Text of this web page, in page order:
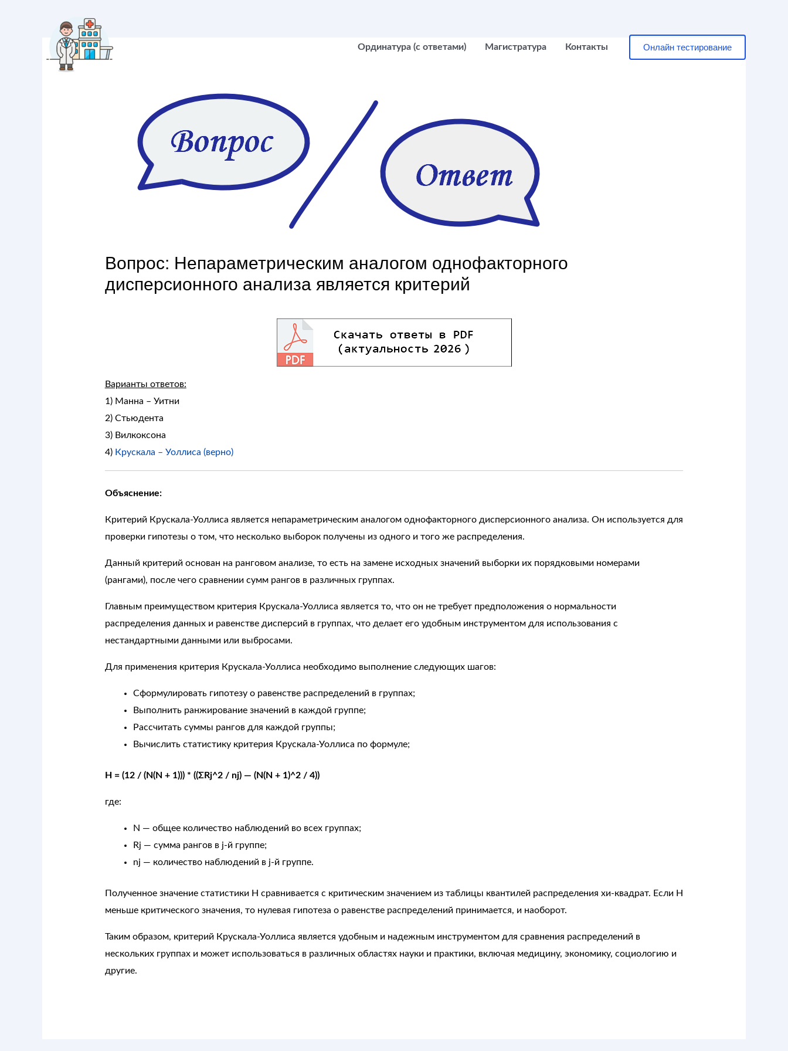
Ординатура (с ответами) Магистратура Контакты Онлайн тестирование
Вопрос: Непараметрическим аналогом однофакторного
дисперсионного анализа является критерий
Варианты ответов:
1) Манна – Уитни
2) Стьюдента
3) Вилкоксона
4) Крускала – Уоллиса (верно)
Объяснение:
Критерий Крускала-Уоллиса является непараметрическим аналогом однофакторного дисперсионного анализа. Он используется для
проверки гипотезы о том, что несколько выборок получены из одного и того же распределения.
Данный критерий основан на ранговом анализе, то есть на замене исходных значений выборки их порядковыми номерами
(рангами), после чего сравнении сумм рангов в различных группах.
Главным преимуществом критерия Крускала-Уоллиса является то, что он не требует предположения о нормальности
распределения данных и равенстве дисперсий в группах, что делает его удобным инструментом для использования с
нестандартными данными или выбросами.
Для применения критерия Крускала-Уоллиса необходимо выполнение следующих шагов:
Сформулировать гипотезу о равенстве распределений в группах;
Выполнить ранжирование значений в каждой группе;
Рассчитать суммы рангов для каждой группы;
Вычислить статистику критерия Крускала-Уоллиса по формуле;
H = (12 / (N(N + 1))) * ((ΣRj^2 / nj) — (N(N + 1)^2 / 4))
где:
N — общее количество наблюдений во всех группах;
Rj — сумма рангов в j-й группе;
nj — количество наблюдений в j-й группе.
Полученное значение статистики H сравнивается с критическим значением из таблицы квантилей распределения хи-квадрат. Если H
меньше критического значения, то нулевая гипотеза о равенстве распределений принимается, и наоборот.
Таким образом, критерий Крускала-Уоллиса является удобным и надежным инструментом для сравнения распределений в
нескольких группах и может использоваться в различных областях науки и практики, включая медицину, экономику, социологию и
другие.